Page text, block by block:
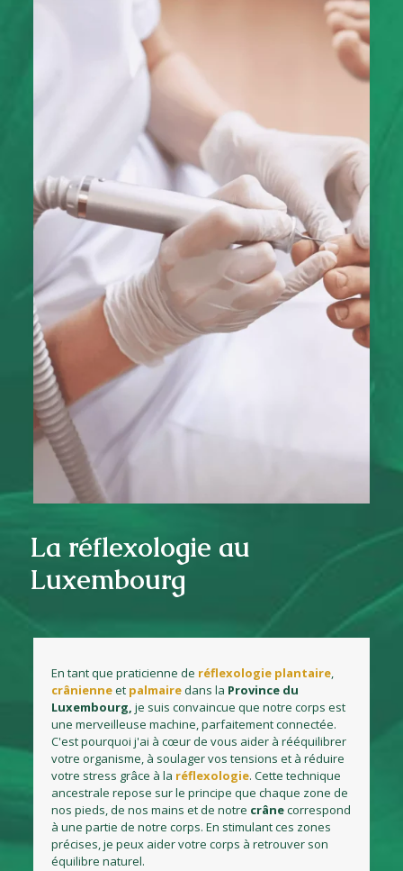
La réflexologie au
Luxembourg
En tant que praticienne de réflexologie plantaire,
crânienneet palmairedans la Province du
Luxembourg, je suis convaincue que notre corps est
une merveilleuse machine, parfaitement connectée.
C'est pourquoi j'ai à cœur de vous aider à rééquilibrer
votre organisme, à soulager vos tensions et à réduire
votre stress grâce à la réflexologie. Cette technique
ancestrale repose sur le principe que chaque zone de
nos pieds, de nos mains et de notre crânecorrespond
à une partie de notre corps. En stimulant ces zones
précises, je peux aider votre corps à retrouver son
équilibre naturel.